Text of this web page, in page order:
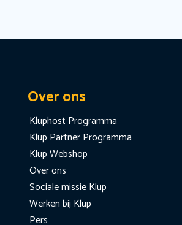
Over ons
Kluphost Programma
Klup Partner Programma
Klup Webshop
Over ons
Sociale missie Klup
Werken bij Klup
Pers